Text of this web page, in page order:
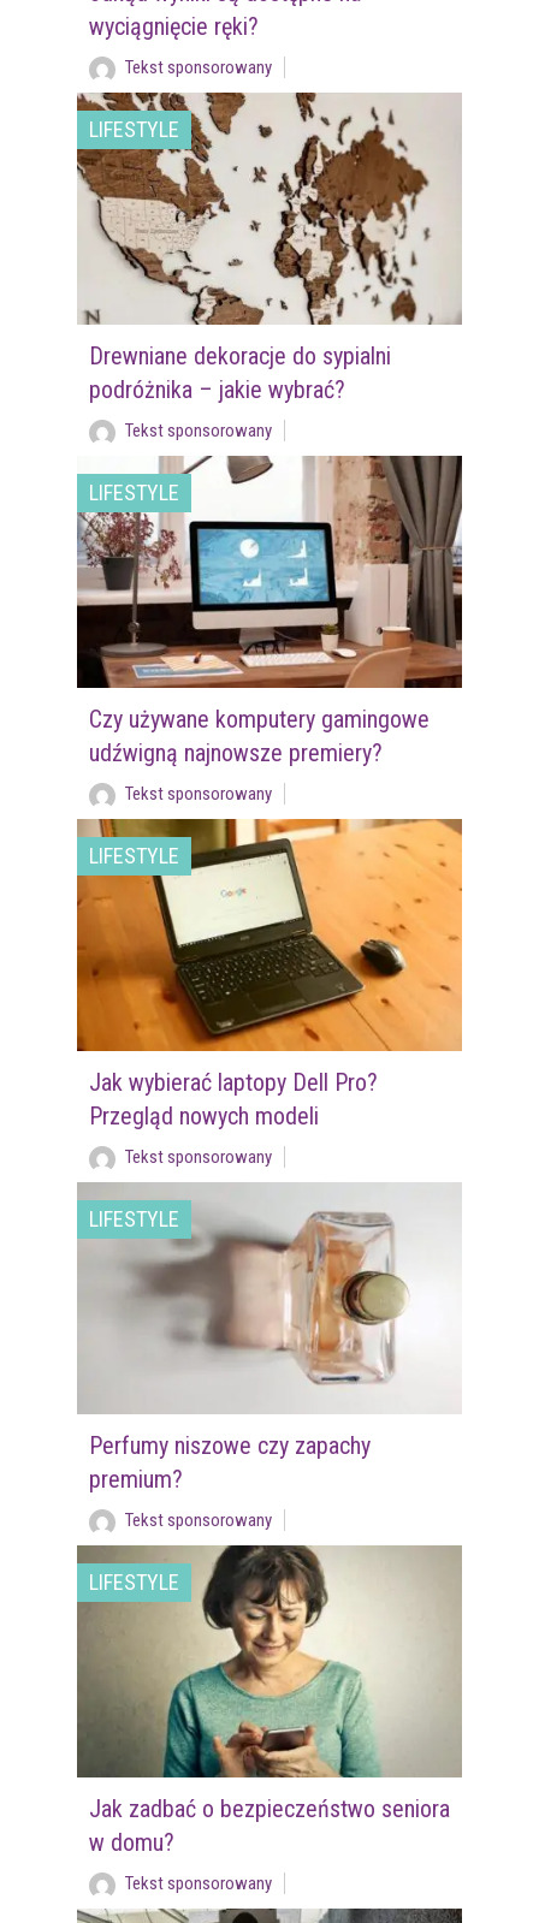
wyciągnięcie ręki?
Tekst sponsorowany
LIFESTYLE
Drewniane dekoracje do sypialni
podróżnika – jakie wybrać?
Tekst sponsorowany
LIFESTYLE
Czy używane komputery gamingowe
udźwigną najnowsze premiery?
Tekst sponsorowany
LIFESTYLE
Jak wybierać laptopy Dell Pro?
Przegląd nowych modeli
Tekst sponsorowany
LIFESTYLE
Perfumy niszowe czy zapachy
premium?
Tekst sponsorowany
LIFESTYLE
Jak zadbać o bezpieczeństwo seniora
w domu?
Tekst sponsorowany